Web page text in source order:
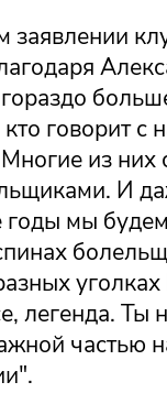
говорит с
из них
И
мы будем
легенда. Ты
частью